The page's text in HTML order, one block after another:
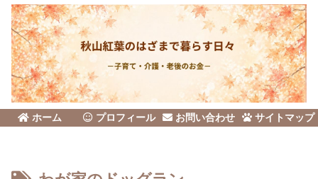
ホーム プロフィール お問い合わせ サイトマップ